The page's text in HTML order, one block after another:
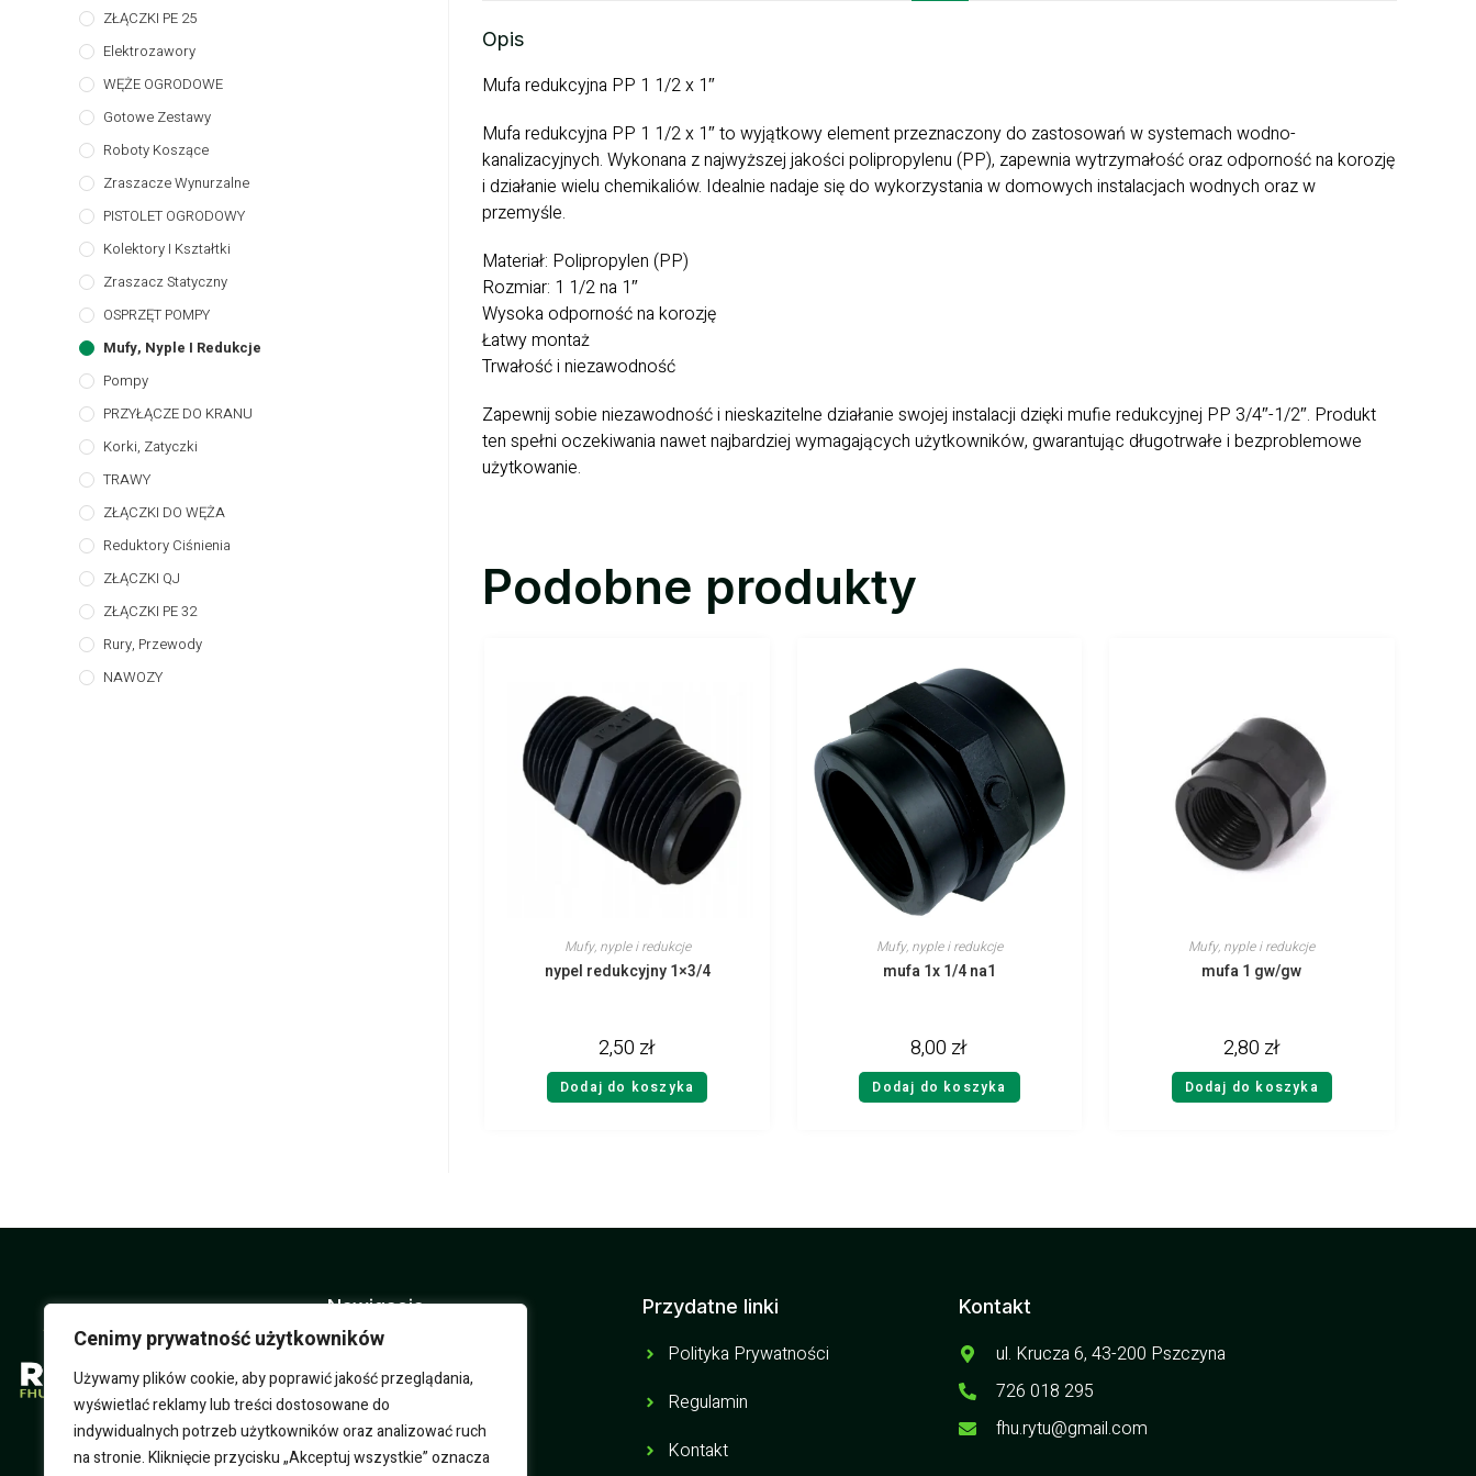
Cenimy prywatność użytkowników
Używamy plików cookie, aby poprawić jakość przeglądania,
wyświetlać reklamy lub treści dostosowane do
indywidualnych potrzeb użytkowników oraz analizować ruch
na stronie. Kliknięcie przycisku „Akceptuj wszystkie” oznacza
Opis
Mufa redukcyjna PP 1 1/2 x 1″
Mufa redukcyjna PP 1 1/2 x 1″ to wyjątkowy element przeznaczony do zastosowań w systemach wodno-
kanalizacyjnych. Wykonana z najwyższej jakości polipropylenu (PP), zapewnia wytrzymałość oraz odporność na korozję
i działanie wielu chemikaliów. Idealnie nadaje się do wykorzystania w domowych instalacjach wodnych oraz w
przemyśle.
Materiał: Polipropylen (PP)
Rozmiar: 1 1/2 na 1″
Wysoka odporność na korozję
Łatwy montaż
Trwałość i niezawodność
Zapewnij sobie niezawodność i nieskazitelne działanie swojej instalacji dzięki mufie redukcyjnej PP 3/4″-1/2″. Produkt
ten spełni oczekiwania nawet najbardziej wymagających użytkowników, gwarantując długotrwałe i bezproblemowe
użytkowanie.
Podobne produkty
Mufy, nyple i redukcje
nypel redukcyjny 1×3/4
2,50 zł
Dodaj do koszyka
Mufy, nyple i redukcje
mufa 1x 1/4 na1
8,00 zł
Dodaj do koszyka
Mufy, nyple i redukcje
mufa 1 gw/gw
2,80 zł
Dodaj do koszyka
ZŁĄCZKI PE 25
Elektrozawory
WĘŻE OGRODOWE
Gotowe Zestawy
Roboty Koszące
Zraszacze Wynurzalne
PISTOLET OGRODOWY
Kolektory I Kształtki
Zraszacz Statyczny
OSPRZĘT POMPY
Mufy, Nyple I Redukcje
Pompy
PRZYŁĄCZE DO KRANU
Korki, Zatyczki
TRAWY
ZŁĄCZKI DO WĘŻA
Reduktory Ciśnienia
ZŁĄCZKI QJ
ZŁĄCZKI PE 32
Rury, Przewody
NAWOZY
Nawigacja
O nas
Sklep
Usługi
Przydatne linki
Polityka Prywatności
Regulamin
Kontakt
Kontakt
ul. Krucza 6, 43-200 Pszczyna
726 018 295
fhu.rytu@gmail.com